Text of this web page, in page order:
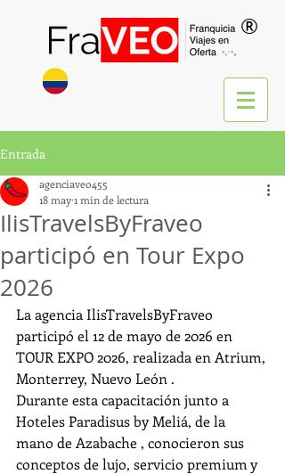
®
Entrada
IlisTravelsByFraveo
participó en Tour Expo
2026
agenciaveo455
18 may1 min de lectura
La agencia IlisTravelsByFraveo
participó el 12 de mayo de 2026 en
TOUR EXPO 2026, realizada en Atrium,
Monterrey, Nuevo León .
Durante esta capacitación junto a
Hoteles Paradisus by Meliá, de la
mano de Azabache , conocieron sus
conceptos de lujo, servicio premium y